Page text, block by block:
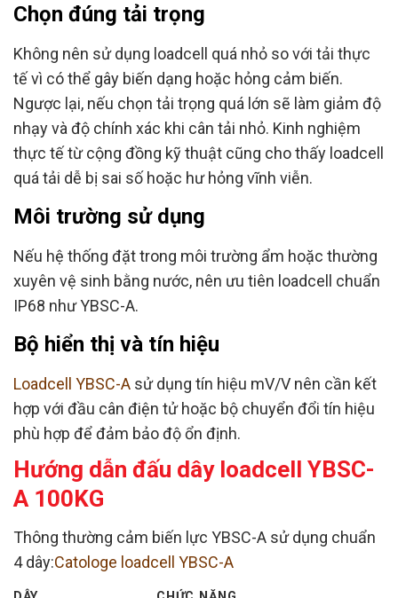
Chọn đúng tải trọng
Không nên sử dụng loadcell quá nhỏ so với tải thực
tế vì có thể gây biến dạng hoặc hỏng cảm biến.
Ngược lại, nếu chọn tải trọng quá lớn sẽ làm giảm độ
nhạy và độ chính xác khi cân tải nhỏ. Kinh nghiệm
thực tế từ cộng đồng kỹ thuật cũng cho thấy loadcell
quá tải dễ bị sai số hoặc hư hỏng vĩnh viễn.
Môi trường sử dụng
Nếu hệ thống đặt trong môi trường ẩm hoặc thường
xuyên vệ sinh bằng nước, nên ưu tiên loadcell chuẩn
IP68 như YBSC-A.
Bộ hiển thị và tín hiệu
Loadcell YBSC-A sử dụng tín hiệu mV/V nên cần kết
hợp với đầu cân điện tử hoặc bộ chuyển đổi tín hiệu
phù hợp để đảm bảo độ ổn định.
Hướng dẫn đấu dây loadcell YBSC-
A 100KG
Thông thường cảm biến lực YBSC-A sử dụng chuẩn
4 dây:Catologe loadcell YBSC-A